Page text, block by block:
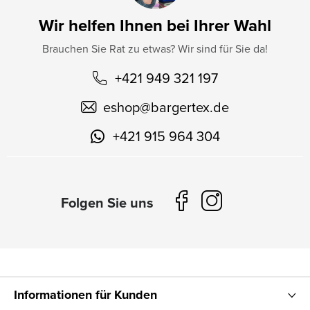
Wir helfen Ihnen bei Ihrer Wahl
Brauchen Sie Rat zu etwas? Wir sind für Sie da!
+421 949 321 197
eshop@bargertex.de
+421 915 964 304
Informationen für Kunden